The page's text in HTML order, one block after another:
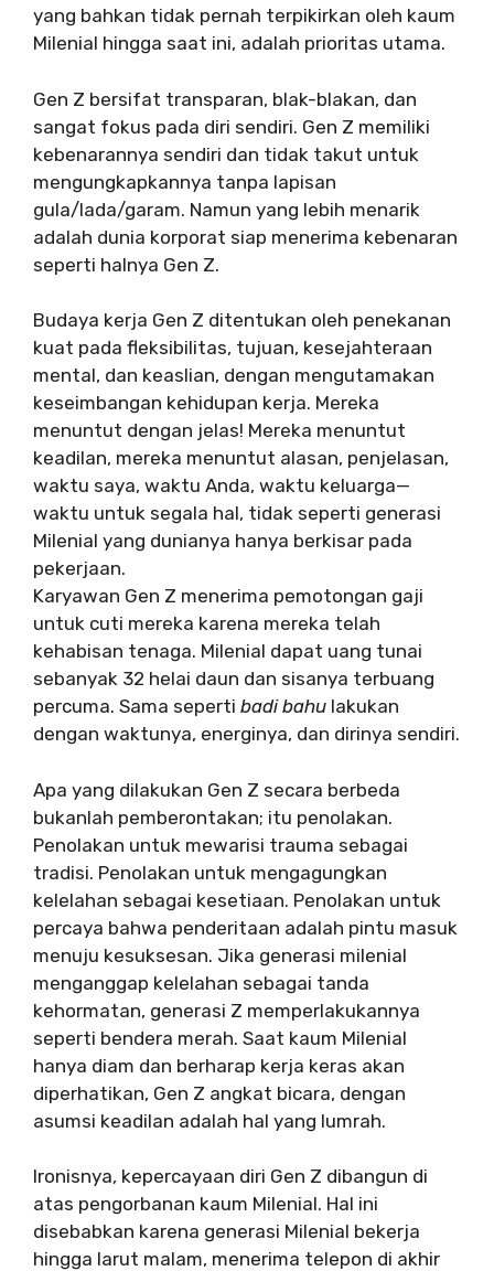
yang bahkan tidak pernah terpikirkan oleh kaum
Milenial hingga saat ini, adalah prioritas utama.
Gen Z bersifat transparan, blak-blakan, dan
sangat fokus pada diri sendiri. Gen Z memiliki
kebenarannya sendiri dan tidak takut untuk
mengungkapkannya tanpa lapisan
gula/lada/garam. Namun yang lebih menarik
adalah dunia korporat siap menerima kebenaran
seperti halnya Gen Z.
Budaya kerja Gen Z ditentukan oleh penekanan
kuat pada fleksibilitas, tujuan, kesejahteraan
mental, dan keaslian, dengan mengutamakan
keseimbangan kehidupan kerja. Mereka
menuntut dengan jelas! Mereka menuntut
keadilan, mereka menuntut alasan, penjelasan,
waktu saya, waktu Anda, waktu keluarga—
waktu untuk segala hal, tidak seperti generasi
Milenial yang dunianya hanya berkisar pada
pekerjaan.
Karyawan Gen Z menerima pemotongan gaji
untuk cuti mereka karena mereka telah
kehabisan tenaga. Milenial dapat uang tunai
sebanyak 32 helai daun dan sisanya terbuang
percuma. Sama seperti badi bahu lakukan
dengan waktunya, energinya, dan dirinya sendiri.
Apa yang dilakukan Gen Z secara berbeda
bukanlah pemberontakan; itu penolakan.
Penolakan untuk mewarisi trauma sebagai
tradisi. Penolakan untuk mengagungkan
kelelahan sebagai kesetiaan. Penolakan untuk
percaya bahwa penderitaan adalah pintu masuk
menuju kesuksesan. Jika generasi milenial
menganggap kelelahan sebagai tanda
kehormatan, generasi Z memperlakukannya
seperti bendera merah. Saat kaum Milenial
hanya diam dan berharap kerja keras akan
diperhatikan, Gen Z angkat bicara, dengan
asumsi keadilan adalah hal yang lumrah.
Ironisnya, kepercayaan diri Gen Z dibangun di
atas pengorbanan kaum Milenial. Hal ini
disebabkan karena generasi Milenial bekerja
hingga larut malam, menerima telepon di akhir